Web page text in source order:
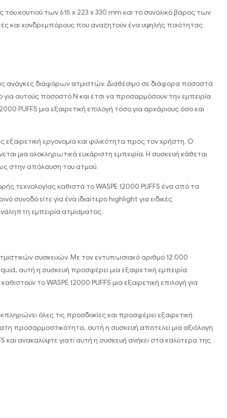
κουτιού των 615 x 223 x 330 mm και το συνολικό βάρος των
και χονδρεμπόρους που αναζητούν ένα υψηλής ποιότητας
ανάγκες διαφόρων ατμιστών. Διαθέσιμο σε διάφορα ποσοστά
αυτούς ποσοστό Ν και έτσι να προσαρμόσουν την εμπειρία
PUFFS μια εξαιρετική επιλογή τόσο για αρχάριους όσο και
εργονομία και φιλικότητα προς τον χρήστη. Ο
μια ολοκληρωτικά ευχάριστη εμπειρία. Η συσκευή κάθεται
στην απόλαυση του ατμού.
τεχνολογίας καθιστά το WASPE 12000 PUFFS ένα από τα
συνοδό είτε για ένα ιδιαίτερο highlight για ειδικές
εμπειρία ατμίσματος.
συσκευών. Με τον εντυπωσιακό αριθμό 12.000
αυτή η συσκευή προσφέρει μια εξαιρετική εμπειρία
το WASPE 12000 PUFFS μια εξαιρετική επιλογή για
όλες τις προσδοκίες και προσφέρει εξαιρετική
προσαρμοστικότητα, αυτή η συσκευή αποτελεί μια αξιόλογη
και ανακαλύψτε γιατί αυτή η συσκευή ανήκει στα καλύτερα της